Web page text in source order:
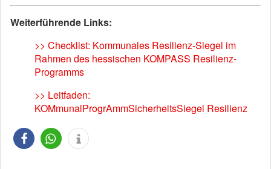
Weiterführende Links:
>> Checklist: Kommunales Resilienz-Siegel im
Rahmen des hessischen KOMPASS Resilienz-
Programms
>> Leitfaden:
KOMmunalProgrAmmSicherheitsSiegel Resilienz